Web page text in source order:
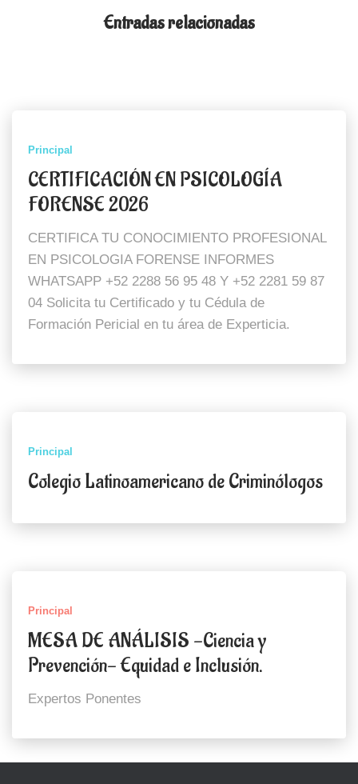
Entradas relacionadas
Principal
CERTIFICACIÓN EN PSICOLOGÍA
FORENSE 2026
CERTIFICA TU CONOCIMIENTO PROFESIONAL
EN PSICOLOGIA FORENSE INFORMES
WHATSAPP +52 2288 56 95 48 Y +52 2281 59 87
04 Solicita tu Certificado y tu Cédula de
Formación Pericial en tu área de Experticia.
Principal
Colegio Latinoamericano de Criminólogos
Principal
MESA DE ANÁLISIS -Ciencia y
Prevención- Equidad e Inclusión.
Expertos Ponentes